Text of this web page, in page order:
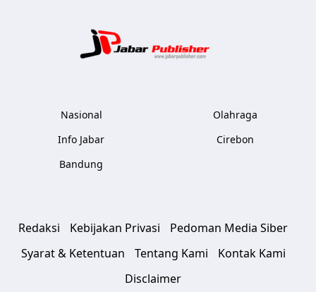
Nasional
Info Jabar
Bandung
Olahraga
Cirebon
Redaksi Kebijakan Privasi
Pedoman Media Siber
Syarat & Ketentuan
Tentang Kami
Kontak Kami
Disclaimer